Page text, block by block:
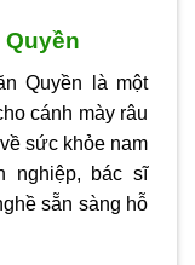
Quyền
Quyền là một
cánh mày râu
sức khỏe nam
nghiệp, bác sĩ
sẵn sàng hỗ